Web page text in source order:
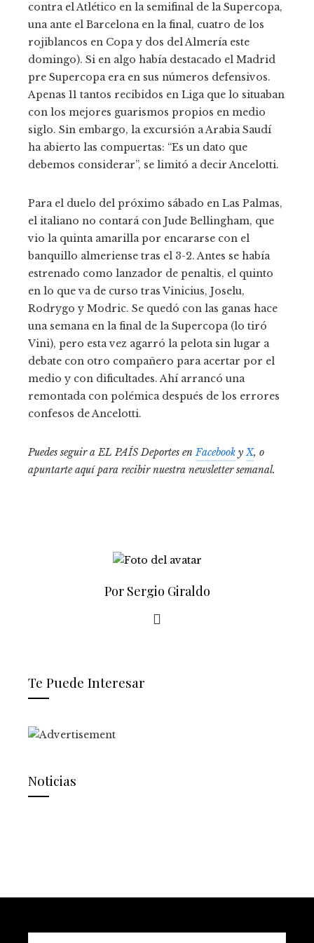
contra el Atlético en la semifinal de la Supercopa,
una ante el Barcelona en la final, cuatro de los
rojiblancos en Copa y dos del Almería este
domingo). Si en algo había destacado el Madrid
pre Supercopa era en sus números defensivos.
Apenas 11 tantos recibidos en Liga que lo situaban
con los mejores guarismos propios en medio
siglo. Sin embargo, la excursión a Arabia Saudí
ha abierto las compuertas: “Es un dato que
debemos considerar”, se limitó a decir Ancelotti.
Para el duelo del próximo sábado en Las Palmas,
el italiano no contará con Jude Bellingham, que
vio la quinta amarilla por encararse con el
banquillo almeriense tras el 3-2. Antes se había
estrenado como lanzador de penaltis, el quinto
en lo que va de curso tras Vinicius, Joselu,
Rodrygo y Modric. Se quedó con las ganas hace
una semana en la final de la Supercopa (lo tiró
Vini), pero esta vez agarró la pelota sin lugar a
debate con otro compañero para acertar por el
medio y con dificultades. Ahí arrancó una
remontada con polémica después de los errores
confesos de Ancelotti.
Puedes seguir a EL PAÍS Deportes enFacebook yX, o
apuntarte aquí para recibirnuestra newsletter semanal.
Por Sergio Giraldo
Te Puede Interesar
Noticias